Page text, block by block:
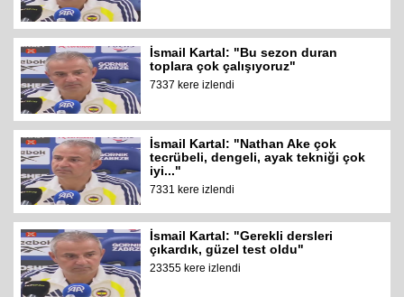
İsmail Kartal: "Bu sezon duran
toplara çok çalışıyoruz"
7337 kere izlendi
İsmail Kartal: "Nathan Ake çok
tecrübeli, dengeli, ayak tekniği çok
iyi..."
7331 kere izlendi
İsmail Kartal: "Gerekli dersleri
çıkardık, güzel test oldu"
23355 kere izlendi